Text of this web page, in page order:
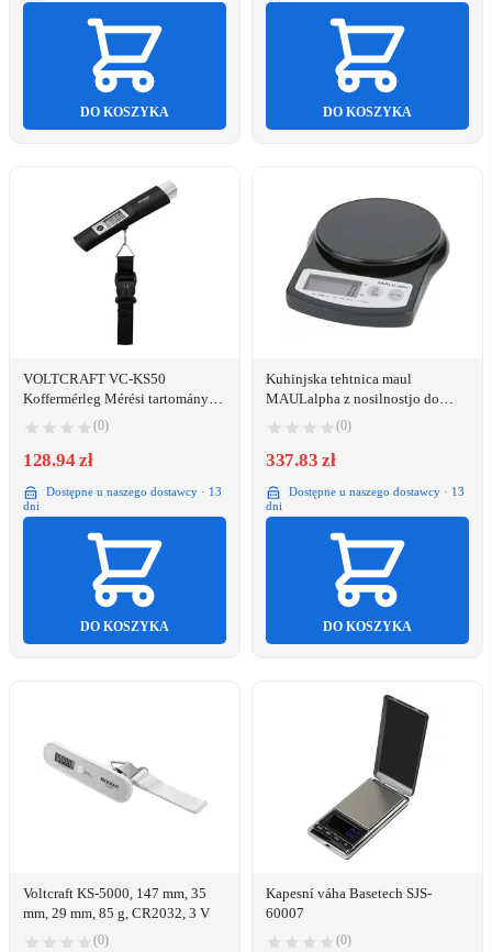
DO KOSZYKA DO KOSZYKA
VOLTCRAFT VC-KS50
Koffermérleg Mérési tartomány
(max.) 50 kg Leolvashatóság 10 g
Fekete, Élénk szürke
(0)
128.94 zł
Dostępne u naszego dostawcy · 13
dni
DO KOSZYKA
Kuhinjska tehtnica maul
MAULalpha z nosilnostjo do
(0)
337.83 zł
Dostępne u naszego dostawcy · 13
dni
DO KOSZYKA
Voltcraft KS-5000, 147 mm, 35
mm, 29 mm, 85 g, CR2032, 3 V
(0)
Kapesní váha Basetech SJS-
60007
(0)